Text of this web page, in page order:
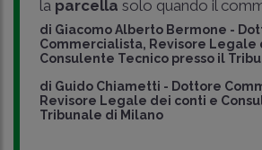
laparcella solo quando il
di Giacomo Alberto Bermone -
Commercialista, Revisore Legale
Consulente Tecnico presso il
di Guido Chiametti - Dottore
Revisore Legale dei conti e
Tribunale di Milano